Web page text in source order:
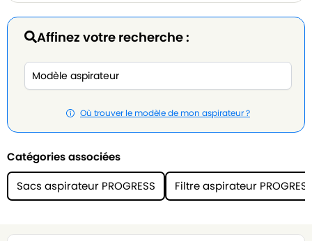
Affinez votre recherche :
Où trouver le modèle de mon aspirateur ?
Catégories associées
Sacs aspirateur PROGRESS
Filtre aspirateur